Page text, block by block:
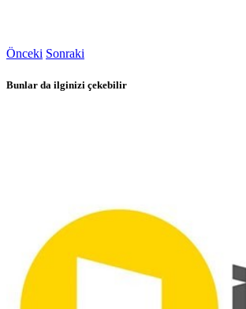
Önceki Sonraki
Bunlar da ilginizi çekebilir